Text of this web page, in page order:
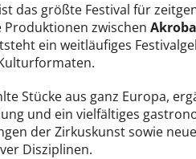
das größte Festival für
zwischen
ein weitläufiges
Stücke aus ganz Europa,
und ein vielfältiges
der Zirkuskunst sowie
Disziplinen.